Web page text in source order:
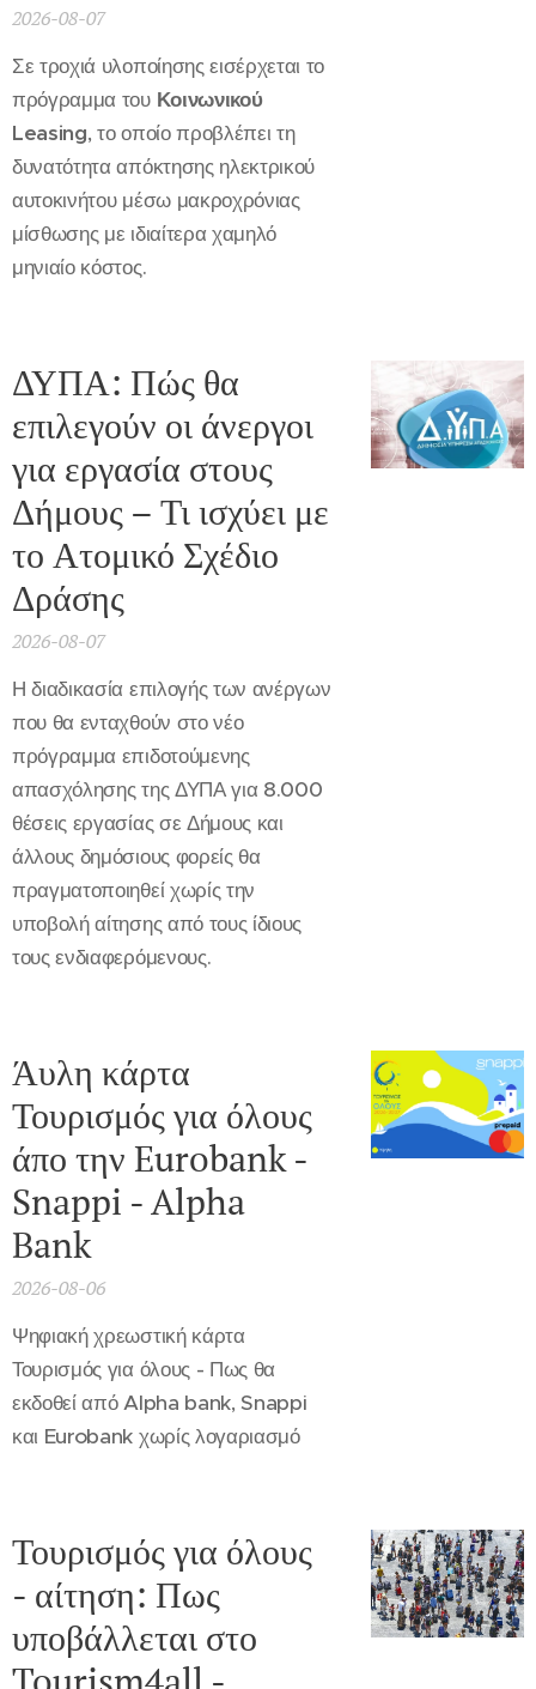
2026-08-07
Σε τροχιά υλοποίησης εισέρχεται το
πρόγραμμα του Κοινωνικού
Leasing, το οποίο προβλέπει τη
δυνατότητα απόκτησης ηλεκτρικού
αυτοκινήτου μέσω μακροχρόνιας
μίσθωσης με ιδιαίτερα χαμηλό
μηνιαίο κόστος.
ΔΥΠΑ: Πώς θα
επιλεγούν οι άνεργοι
για εργασία στους
Δήμους – Τι ισχύει με
το Ατομικό Σχέδιο
Δράσης
2026-08-07
Η διαδικασία επιλογής των ανέργων
που θα ενταχθούν στο νέο
πρόγραμμα επιδοτούμενης
απασχόλησης της ΔΥΠΑ για 8.000
θέσεις εργασίας σε Δήμους και
άλλους δημόσιους φορείς θα
πραγματοποιηθεί χωρίς την
υποβολή αίτησης από τους ίδιους
τους ενδιαφερόμενους.
Άυλη κάρτα
Τουρισμός για όλους
άπο την Eurobank -
Snappi - Alpha
Bank
2026-08-06
Ψηφιακή χρεωστική κάρτα
Τουρισμός για όλους - Πως θα
εκδοθεί από Alpha bank, Snappi
και Eurobank χωρίς λογαριασμό
Τουρισμός για όλους
- αίτηση: Πως
υποβάλλεται στο